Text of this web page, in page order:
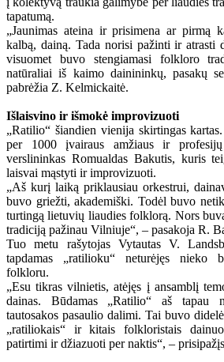
tapatumą.
„Jaunimas ateina ir prisimena ar pirmą
kalbą, dainą. Tada norisi pažinti ir atrasti
visuomet buvo stengiamasi folkloro
natūraliai iš kaimo dainininkų, pasakų
pabrėžia Z. Kelmickaitė.
Išlaisvino ir išmokė improvizuoti
„Ratilio“ šiandien vienija skirtingas
per 1000 įvairaus amžiaus ir
verslininkas Romualdas Bakutis, kuris
laisvai mąstyti ir improvizuoti.
„Aš kurį laiką priklausiau orkestrui,
buvo griežti, akademiški. Todėl buvo
turtingą lietuvių liaudies folklorą. Nors
tradiciją pažinau Vilniuje“, – pasakoja R.
Tuo metu rašytojas Vytautas V.
tapdamas „ratilioku“ neturėjęs nieko
folkloru.
„Esu tikras vilnietis, atėjęs į ansamblį
dainas. Būdamas „Ratilio“ aš tapau
tautosakos pasaulio dalimi. Tai buvo
„ratiliokais“ ir kitais folkloristais
patirtimi ir džiazuoti per naktis“, –